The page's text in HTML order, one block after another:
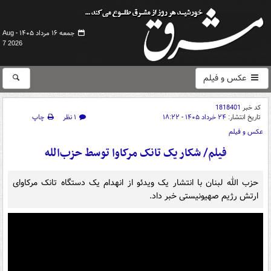
جمعه ۱۶ مرداد ۱۴۰۵ -
Aug
7 2026
عکس و فیلم
کد خبر 1818401
تاریخ انتشار: ۲۴ خرداد ۱۴۰۵ - ۱۸:۲۲ ۱ نظر
چاپ
عکس و فیلم
فیلم/ شکار یک تانک مرکاوا توسط حزب‌الله
حزب الله لبنان با انتشار یک ویدئو از انهدام یک دستگاه تانک‌ مرکاوای
ارتش رژیم صهیونیستی خبر داد.